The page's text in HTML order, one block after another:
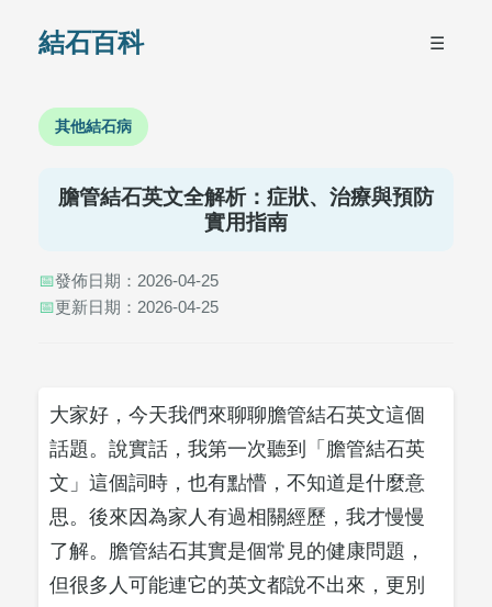
結石百科 ☰
其他結石病
膽管結石英文全解析：症狀、治療與預防
實用指南
📅發佈日期：2026-04-25
📅更新日期：2026-04-25
大家好，今天我們來聊聊膽管結石英文這個
話題。說實話，我第一次聽到「膽管結石英
文」這個詞時，也有點懵，不知道是什麼意
思。後來因為家人有過相關經歷，我才慢慢
了解。膽管結石其實是個常見的健康問題，
但很多人可能連它的英文都說不出來，更別